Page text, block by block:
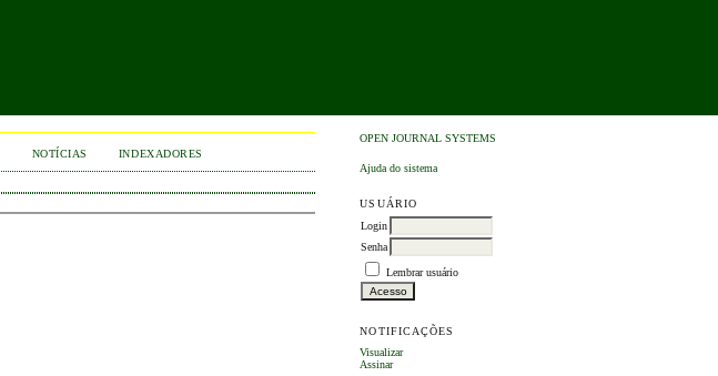
OPEN JOURNAL SYSTEMS
Ajuda do sistema
USUÁRIO
Login
Senha
Lembrar usuário
NOTIFICAÇÕES
Visualizar
Assinar
NOTÍCIAS INDEXADORES